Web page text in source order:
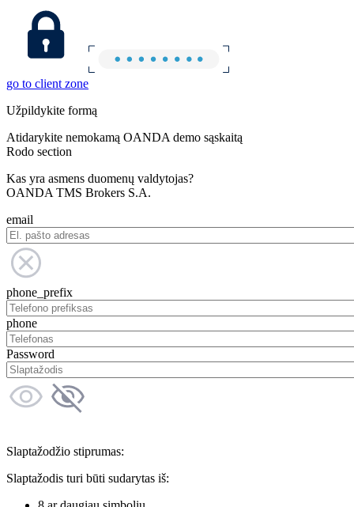
go to client zone
Užpildykite formą
Atidarykite nemokamą OANDA demo sąskaitą
Rodo section
Kas yra asmens duomenų valdytojas?
OANDA TMS Brokers S.A.
email
phone_prefix
phone
Password
Slaptažodžio stiprumas:
Slaptažodis turi būti sudarytas iš: